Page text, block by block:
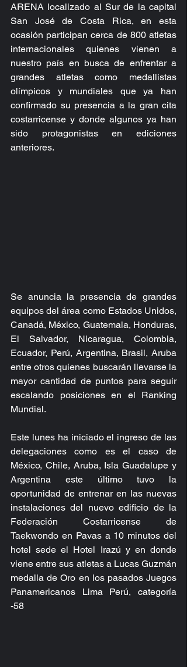
ARENA localizado al Sur de la capital
San José de Costa Rica, en esta
ocasión participan cerca de 800 atletas
internacionales quienes vienen a
nuestro país en busca de enfrentar a
grandes atletas como medallistas
olímpicos y mundiales que ya han
confirmado su presencia a la gran cita
costarricense y donde algunos ya han
sido protagonistas en ediciones
anteriores.
Se anuncia la presencia de grandes
equipos del área como Estados Unidos,
Canadá, México, Guatemala, Honduras,
El Salvador, Nicaragua, Colombia,
Ecuador, Perú, Argentina, Brasil, Aruba
entre otros quienes buscarán llevarse la
mayor cantidad de puntos para seguir
escalando posiciones en el Ranking
Mundial.
Este lunes ha iniciado el ingreso de las
delegaciones como es el caso de
México, Chile, Aruba, Isla Guadalupe y
Argentina este último tuvo la
oportunidad de entrenar en las nuevas
instalaciones del nuevo edificio de la
Federación Costarricense de
Taekwondo en Pavas a 10 minutos del
hotel sede el Hotel Irazú y en donde
viene entre sus atletas a Lucas Guzmán
medalla de Oro en los pasados Juegos
Panamericanos Lima Perú, categoría
-58